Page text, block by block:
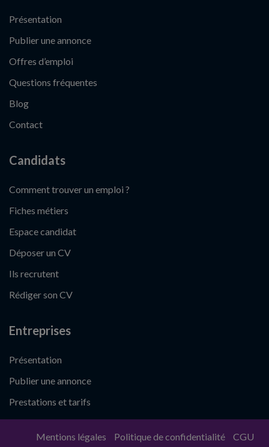
Présentation
Publier une annonce
Offres d’emploi
Questions fréquentes
Blog
Contact
Candidats
Comment trouver un emploi ?
Fiches métiers
Espace candidat
Déposer un CV
Ils recrutent
Rédiger son CV
Entreprises
Présentation
Publier une annonce
Prestations et tarifs
Mentions légales Politique de confidentialité CGU